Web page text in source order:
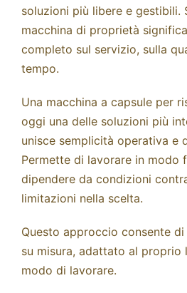
soluzioni più libere e gestibili.
macchina di proprietà
completo sul servizio, sulla
tempo.
Una macchina a capsule per
oggi una delle soluzioni più
unisce semplicità operativa e
Permette di lavorare in modo
dipendere da condizioni
limitazioni nella scelta.
Questo approccio consente
su misura, adattato al proprio
modo di lavorare.